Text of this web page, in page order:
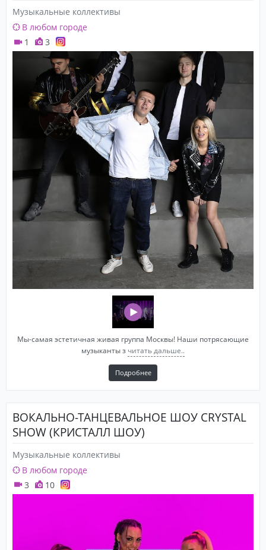
Музыкальные коллективы
В любом городе
1
3
Мы-самая эстетичная живая группа Москвы! Наши потрясающие
музыканты з читать дальше..
Подробнее
ВОКАЛЬНО-ТАНЦЕВАЛЬНОЕ ШОУ CRYSTAL
SHOW (КРИСТАЛЛ ШОУ)
Музыкальные коллективы
В любом городе
3
10